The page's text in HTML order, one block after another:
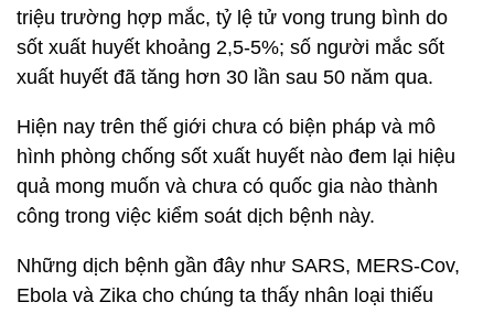
triệu trường hợp mắc, tỷ lệ tử vong trung bình do
sốt xuất huyết khoảng 2,5-5%; số người mắc sốt
xuất huyết đã tăng hơn 30 lần sau 50 năm qua.
Hiện nay trên thế giới chưa có biện pháp và mô
hình phòng chống sốt xuất huyết nào đem lại hiệu
quả mong muốn và chưa có quốc gia nào thành
công trong việc kiểm soát dịch bệnh này.
Những dịch bệnh gần đây như SARS, MERS-Cov,
Ebola và Zika cho chúng ta thấy nhân loại thiếu